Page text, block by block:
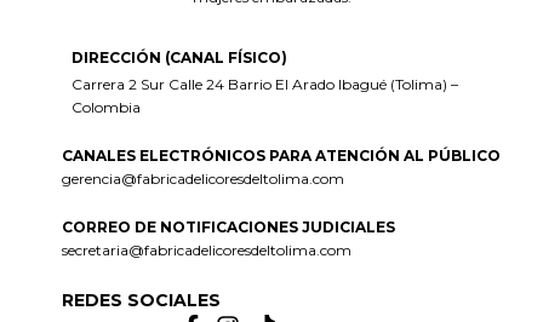
DIRECCIÓN (CANAL FÍSICO)
Carrera 2 Sur Calle 24 Barrio El Arado Ibagué (Tolima) –
Colombia
CANALES ELECTRÓNICOS PARA ATENCIÓN AL PÚBLICO
gerencia@fabricadelicoresdeltolima.com
CORREO DE NOTIFICACIONES JUDICIALES
secretaria@fabricadelicoresdeltolima.com
REDES SOCIALES